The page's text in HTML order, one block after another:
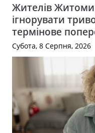
Жителів
ігнорувати
термінове
Субота, 8 Серпня, 2026